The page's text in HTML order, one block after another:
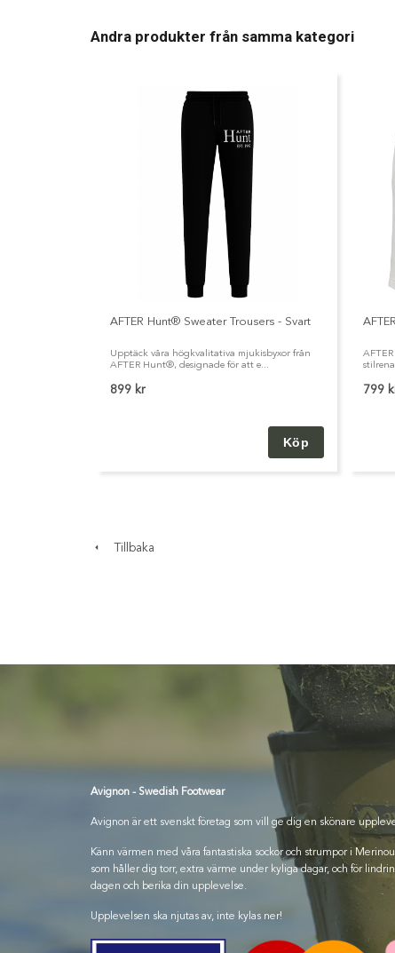
Andra produkter från samma kategori
AFTER Hunt® Sweater Trousers - Svart
Upptäck våra högkvalitativa mjukisbyxor från
AFTER Hunt®, designade för att e...
899 kr 799
Tillbaka
Avignon - Swedish Footwear
Avignon är ett svenskt företag som vill ge dig en skönare
Känn värmen med våra fantastiska sockor och strumpor i
som håller dig torr, extra värme under kyliga dagar, och för
dagen och berika din upplevelse.
Upplevelsen ska njutas av, inte kylas ner!